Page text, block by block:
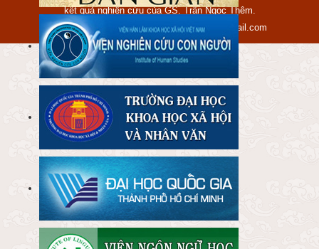
kết quả nghiên cứu của GS. Trần Ngọc Thêm.
Mọi ý kiến xin gửi về địa chỉ:ngocthem@gmail.com